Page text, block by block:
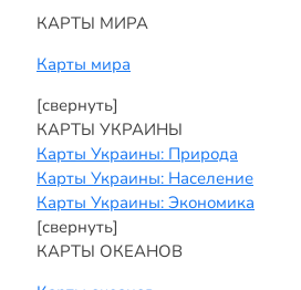
КАРТЫ МИРА
Карты мира
[свернуть]
КАРТЫ УКРАИНЫ
Карты Украины: Природа
Карты Украины: Население
Карты Украины: Экономика
[свернуть]
КАРТЫ ОКЕАНОВ